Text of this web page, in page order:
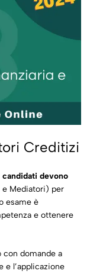
Creditizi
candidati devono
Mediatori) per
esame è
e ottenere
con domande a
e l’applicazione